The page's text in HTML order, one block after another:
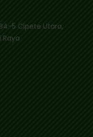
5 Cipete Utara,
Raya